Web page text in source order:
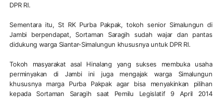
DPR RI.
Sementara itu, St RK Purba Pakpak, tokoh senior Simalungun di
Jambi berpendapat, Sortaman Saragih sudah wajar dan pantas
didukung warga Siantar-Simalungun khususnya untuk DPR RI.
Tokoh masyarakat asal Hinalang yang sukses membuka usaha
perminyakan di Jambi ini juga mengajak warga Simalungun
khususnya marga Purba Pakpak agar bisa menyakinkan pilihan
kepada Sortaman Saragih saat Pemilu Legislatif 9 April 2014